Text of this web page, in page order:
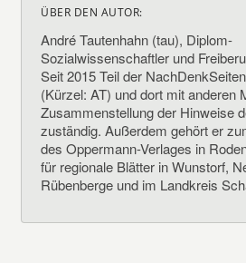
ÜBER DEN AUTOR:
André Tautenhahn (tau), Diplom-
Sozialwissenschaftler und
Seit 2015 Teil der
(Kürzel: AT) und dort mit anderen
Zusammenstellung der Hinweise
zuständig. Außerdem gehört er
des Oppermann-Verlages in
für regionale Blätter in Wunstorf,
Rübenberge und im Landkreis